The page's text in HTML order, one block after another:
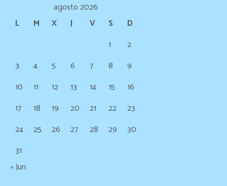
agosto 2026
L
M X J V S
D
1
2
3
4 5 6 7 8
9
10
11 12 13 14 15
16
17
18 19 20 21 22
23
24
25 26 27 28 29
30
31
« Jun